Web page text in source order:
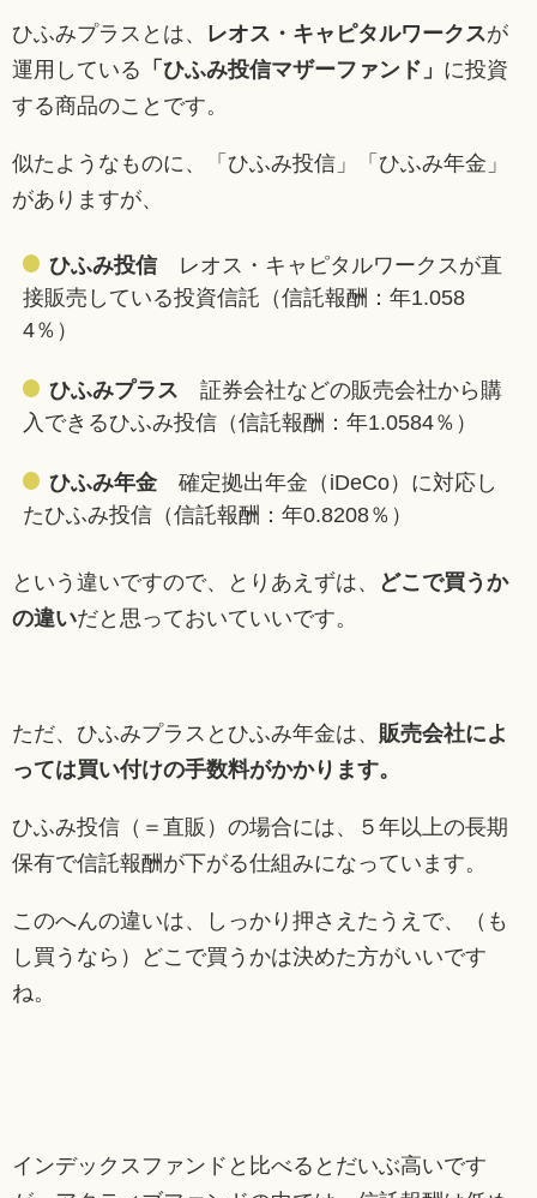
ひふみプラスとは、 レオス・キャピタルワークスが
運用している 「ひふみ投信マザーファンド」 に投資
する商品のことです。
似たようなものに、「ひふみ投信」「ひふみ年金」
がありますが、
ひふみ投信レオス・キャピタルワークスが直
接販売している投資信託（信託報酬：年1.058
4％）
ひふみプラス 証券会社などの販売会社から購
入できるひふみ投信（信託報酬：年1.0584％）
ひふみ年金 確定拠出年金（iDeCo）に対応し
たひふみ投信（信託報酬：年0.8208％）
という違いですので、とりあえずは、
どこで買うか
の違いだと思っておいていいです。
ただ、ひふみプラスとひふみ年金は、 販売会社によ
っては買い付けの手数料がかかります。
ひふみ投信（＝直販）の場合には、５年以上の長期
保有で信託報酬が下がる仕組みになっています。
このへんの違いは、しっかり押さえたうえで、（も
し買うなら）どこで買うかは決めた方がいいです
ね。
インデックスファンドと比べるとだいぶ高いです